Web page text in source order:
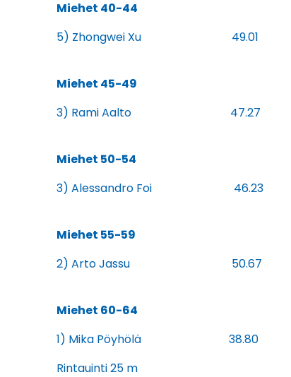
Miehet 40-44
5) Zhongwei Xu 49.01
Miehet 45-49
3) Rami Aalto 47.27
Miehet 50-54
3) Alessandro Foi 46.23
Miehet 55-59
2) Arto Jassu 50.67
Miehet 60-64
1) Mika Pöyhölä 38.80
Rintauinti 25 m